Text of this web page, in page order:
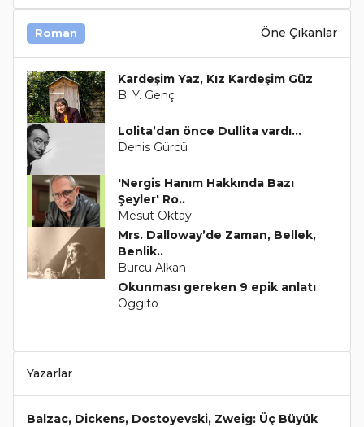
Roman Öne Çıkanlar
Kardeşim Yaz, Kız Kardeşim Güz
B. Y. Genç
Lolita’dan önce Dullita vardı...
Denis Gürcü
'Nergis Hanım Hakkında Bazı
Şeyler' Ro..
Mesut Oktay
Mrs. Dalloway’de Zaman, Bellek,
Benlik..
Burcu Alkan
Okunması gereken 9 epik anlatı
Oggito
Yazarlar
Balzac, Dickens, Dostoyevski, Zweig: Üç Büyük